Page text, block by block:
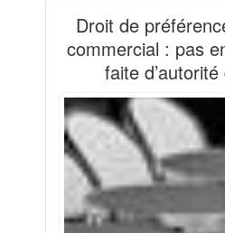
Droit de
commercial : pas
faite